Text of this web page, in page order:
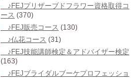
♪FEJプリザーブドフラワー資格取得コ
ース (370)
♪FEJ販売コース (130)
♪仏花コース (31)
♪FEJ技能講師検定＆アドバイザー検定
(163)
♪FEJブライダルブーケプロフェッショ